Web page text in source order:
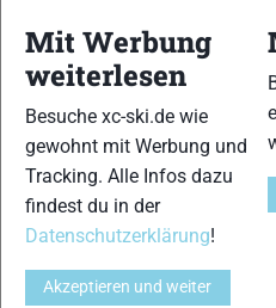
und allem was du sonst noch
wissen solltest.
ObSkilanglauf-Anfänger
immer ein offenes Ohr für
dasKontaktformular erreichen.
Partner
Mit Werbung
weiterlesen
Besuche xc-ski.de wie
gewohnt mit Werbung und
Tracking. Alle Infos dazu
findest du in der
Datenschutzerklärung!
Akzeptieren und weiter